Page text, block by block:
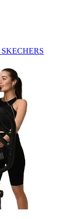
SKECHERS